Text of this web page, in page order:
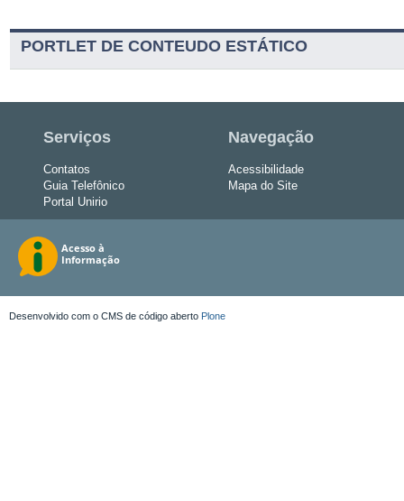
PORTLET DE CONTEUDO ESTÁTICO
Serviços
Contatos
Guia Telefônico
Portal Unirio
Navegação
Acessibilidade
Mapa do Site
Desenvolvido com o CMS de código aberto Plone